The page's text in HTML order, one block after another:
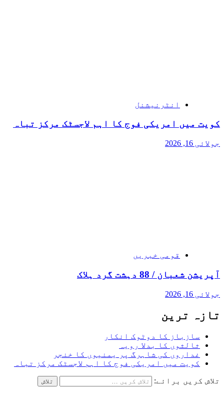
انٹرنیشنل
کویت میں امریکی فوج کا اہم لاجسٹک مرکز تباہ
جولائی 16, 2026
قومی خبریں
آپریشن شعبان / 88 دہشت گرد ہلاک
جولائی 16, 2026
تازہ ترین
سازباز کا دوٹوک انکار
ثالثوں کا بدلا رویہ
غداروں کی شاہرگ پر یمنیوں کا خنجر
کویت میں امریکی فوج کا اہم لاجسٹک مرکز تباہ
تلاش کریں برائے: